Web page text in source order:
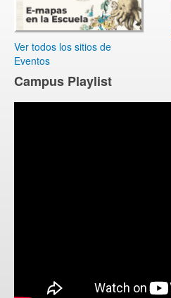
Ver todos los sitios de
Eventos
Campus Playlist